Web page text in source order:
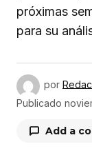
próximas
para su
por
Publicado
Add a